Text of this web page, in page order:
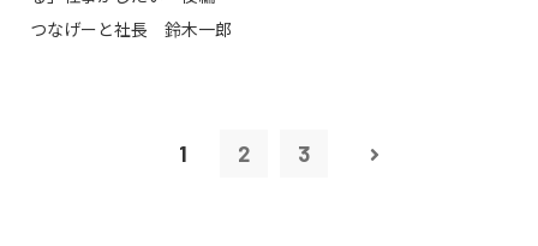
つなげーと社長 鈴木一郎
1 2 3